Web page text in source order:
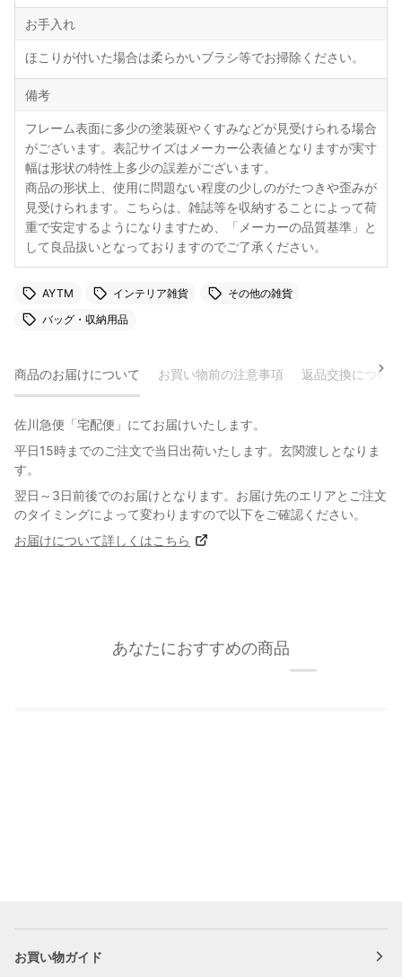
お手入れ
ほこりが付いた場合は柔らかいブラシ等でお掃除ください。
備考
フレーム表面に多少の塗装斑やくすみなどが見受けられる場合
がございます。表記サイズはメーカー公表値となりますが実寸
幅は形状の特性上多少の誤差がございます。
商品の形状上、使用に問題ない程度の少しのがたつきや歪みが
見受けられます。こちらは、雑誌等を収納することによって荷
重で安定するようになりますため、「メーカーの品質基準」と
して良品扱いとなっておりますのでご了承ください。
AYTM インテリア雑貨
その他の雑貨
バッグ・収納用品
商品のお届けについて お買い物前の注意事項 返品交換について
佐川急便「宅配便」にてお届けいたします。
平日15時までのご注文で当日出荷いたします。玄関渡しとなりま
す。
翌日～3日前後でのお届けとなります。お届け先のエリアとご注文
のタイミングによって変わりますので以下をご確認ください。
お届けについて詳しくはこちら
あなたにおすすめの商品
お買い物ガイド